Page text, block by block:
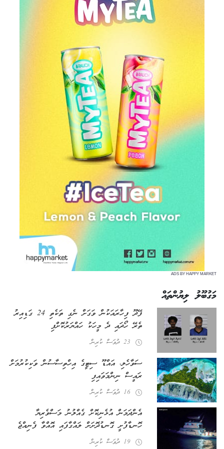
ADS BY HAPPY MARKET
މަގުބޫލު ލިޔުންތައް
ފޭދޫ ފިހާރައަކުން ވަގަށް ނެގި ތަކެތި 24 ގަޑިއިރު
ތެރޭ ހޯދައި ދެ މީހަކު ހައްޔަރުކޮށްފި
23 ދުވަސް ކުރިން
ސަވާހެލި، އައްޑޫ ސިޓީގެ އިހްތިސާސުން ވަކިކުރުމަށް
ރައީސް ނިންމަވައިފި
16 ދުވަސް ކުރިން
އެންދަމަން އުޅެނިކޮށް ގެއްލުނު މަސްވެރިޔާ
ހޮނޑާފުށީ ގޮނޑުދޮށަށް ލައްގާފައި އޮއްވާ ފެނިއްޖެ
19 ދުވަސް ކުރިން